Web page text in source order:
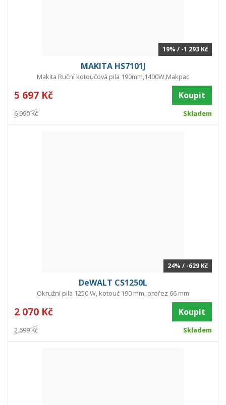
19% / -1 293 Kč
MAKITA HS7101J
Makita Ruční kotoučová pila 190mm,1400W,Makpac
5 697 Kč Koupit
6 990 Kč Skladem
24% / -629 Kč
DeWALT CS1250L
Okružní pila 1250 W, kotouč 190 mm, prořez 66 mm
2 070 Kč Koupit
2 699 Kč Skladem